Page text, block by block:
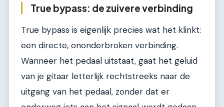
True bypass: de zuivere verbinding
True bypass is eigenlijk precies wat het klinkt:
een directe, ononderbroken verbinding.
Wanneer het pedaal uitstaat, gaat het geluid
van je gitaar letterlijk rechtstreeks naar de
uitgang van het pedaal, zonder dat er